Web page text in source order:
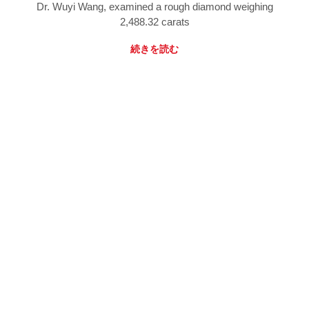
Dr. Wuyi Wang, examined a rough diamond weighing
2,488.32 carats
続きを読む